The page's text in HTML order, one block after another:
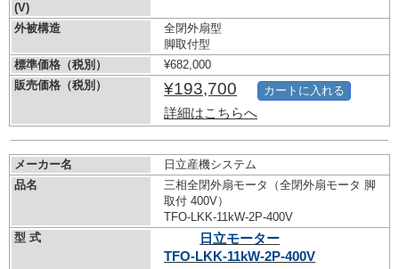
(V)
外被構造
全閉外扇型
脚取付型
標準価格（税別）
¥682,000
販売価格（税別）
¥193,700
詳細はこちらへ
カートに入れる
メーカー名
日立産機システム
品名
三相全閉外扇モータ（全閉外扇モータ 脚
取付 400V）
TFO-LKK-11kW-2P-400V
型 式
日立モーター
TFO-LKK-11kW-2P-400V